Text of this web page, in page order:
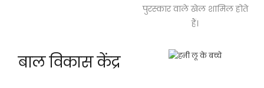
पुरस्कार वाले खेल शामिल होते
हैं।
बाल विकास केंद्र